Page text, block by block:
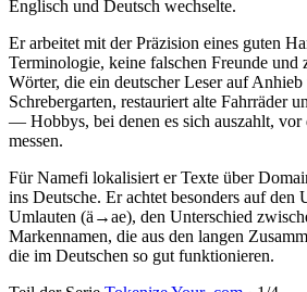
Englisch und Deutsch wechselte.
Er arbeitet mit der Präzision eines guten
Terminologie, keine falschen Freunde und
Wörter, die ein deutscher Leser auf
Schrebergarten, restauriert alte Fahrräder
— Hobbys, bei denen es sich auszahlt, vor
messen.
Für Namefi lokalisiert er Texte über
ins Deutsche. Er achtet besonders auf
Umlauten (ä→ae), den Unterschied
Markennamen, die aus den langen
die im Deutschen so gut funktionieren.